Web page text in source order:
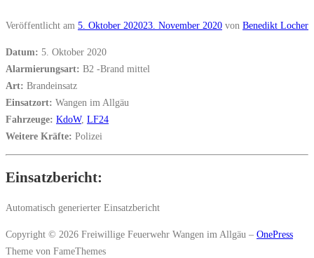
Veröffentlicht am 5. Oktober 202023. November 2020 von Benedikt Locher
Datum: 5. Oktober 2020
Alarmierungsart: B2 -Brand mittel
Art: Brandeinsatz
Einsatzort: Wangen im Allgäu
Fahrzeuge: KdoW, LF24
Weitere Kräfte: Polizei
Einsatzbericht:
Automatisch generierter Einsatzbericht
Copyright © 2026 Freiwillige Feuerwehr Wangen im Allgäu – OnePress
Theme von FameThemes